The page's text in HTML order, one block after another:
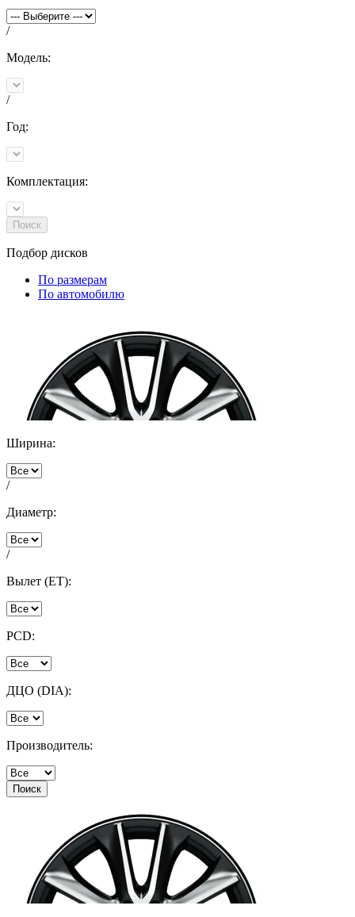
/
Модель:
/
Год:
Комплектация:
Поиск
Подбор дисков
По размерам
По автомобилю
Ширина:
/
Диаметр:
/
Вылет (ET):
PCD:
ДЦО (DIA):
Производитель:
Поиск